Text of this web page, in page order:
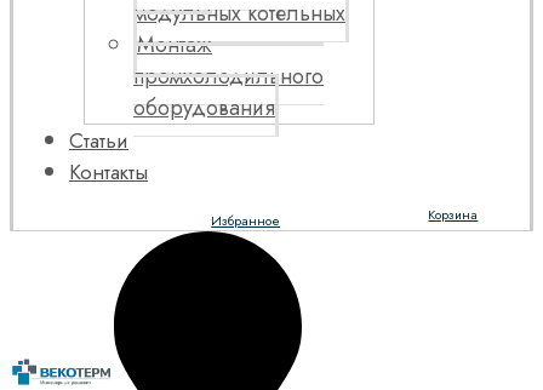
модульных котельных
Монтаж
промхолодильного
оборудования
Статьи
Контакты
Корзина
Избранное